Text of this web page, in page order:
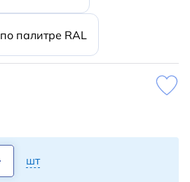
по палитре RAL
шт